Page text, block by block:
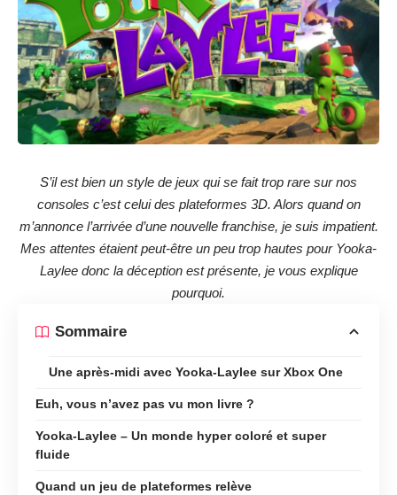
S’il est bien un style de jeux qui se fait trop rare sur nos
consoles c’est celui des plateformes 3D. Alors quand on
m’annonce l’arrivée d’une nouvelle franchise, je suis impatient.
Mes attentes étaient peut-être un peu trop hautes pour Yooka-
Laylee donc la déception est présente, je vous explique
pourquoi.
Sommaire
Une après-midi avec Yooka-Laylee sur Xbox One
Euh, vous n’avez pas vu mon livre ?
Yooka-Laylee – Un monde hyper coloré et super
fluide
Quand un jeu de plateformes relève